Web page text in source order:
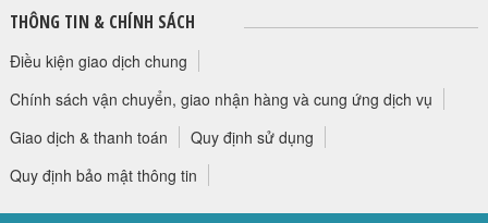
THÔNG TIN & CHÍNH SÁCH
Điều kiện giao dịch chung
Chính sách vận chuyển, giao nhận hàng và cung ứng dịch vụ
Giao dịch & thanh toán
Quy định sử dụng
Quy định bảo mật thông tin